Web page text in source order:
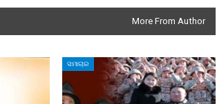
More From Author
ସମାଚାର